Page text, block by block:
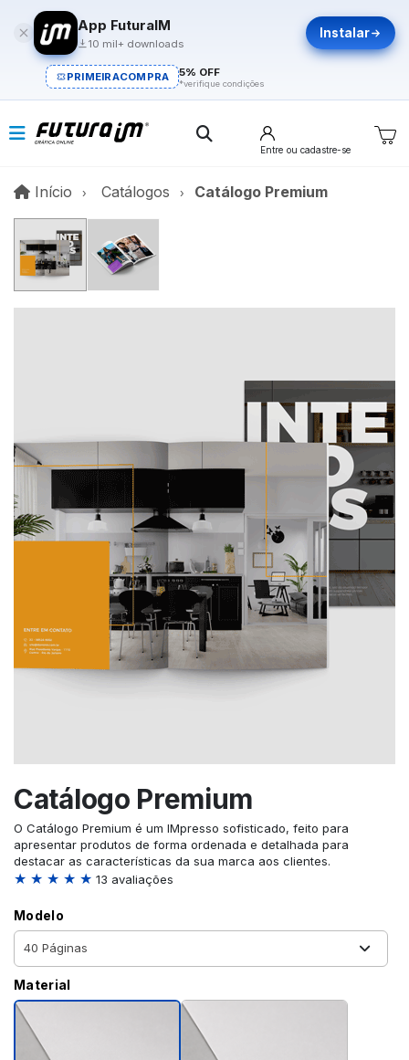
App FuturaIM
10 mil+ downloads
Instalar
PRIMEIRACOMPRA 5% OFF
*verifique condições
Entre ou cadastre-se
Início InícioCatálogos Catálogo Premium
Catálogo Premium
O Catálogo Premium é um IMpresso sofisticado, feito para
apresentar produtos de forma ordenada e detalhada para
destacar as características da sua marca aos clientes.
★ ★ ★ ★ ★ 13 avaliações
Modelo
Material